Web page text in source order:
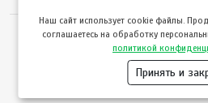
© ТвойПродукт
Использование сайта означает согласие с
Политикой конфиденциальности
Hаш сайт использует cookie файлы.
соглашаетесь на обработку
политикой
Принять и